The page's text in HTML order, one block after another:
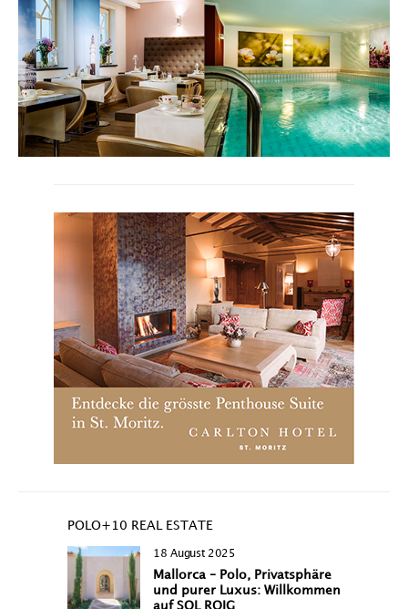
POLO+10 REAL ESTATE
18 August 2025
Mallorca – Polo, Privatsphäre
und purer Luxus: Willkommen
auf SOL ROIG